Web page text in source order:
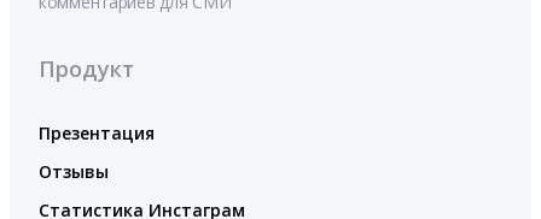
Продукт
Презентация
Отзывы
Статистика Инстаграм